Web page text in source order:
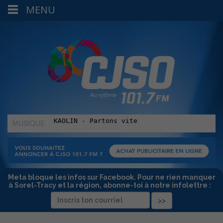
MUSIQUE
:
Meta bloque les infos sur Facebook. Pour ne rien manquer
à Sorel-Tracy et la région, abonne-toi à notre infolettre :
MENU